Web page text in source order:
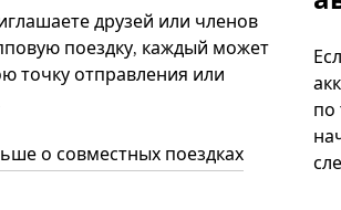
друзей или членов
поездку, каждый может
точку отправления или
о совместных поездках
по